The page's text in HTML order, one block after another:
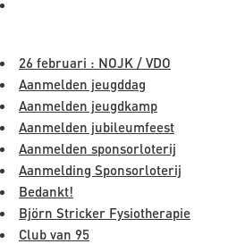
26 februari : NOJK / VDO
Aanmelden jeugddag
Aanmelden jeugdkamp
Aanmelden jubileumfeest
Aanmelden sponsorloterij
Aanmelding Sponsorloterij
Bedankt!
Björn Stricker Fysiotherapie
Club van 95